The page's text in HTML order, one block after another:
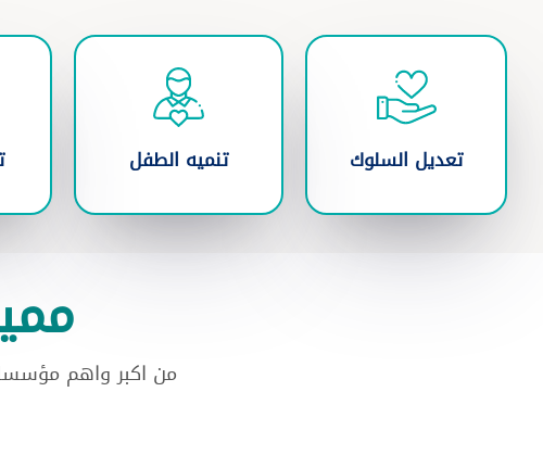
تعديل السلوك تنميه الطفل
من اكبر واهم